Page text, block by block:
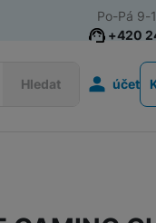
Hledat
+420
Po-Pá 9-
účet